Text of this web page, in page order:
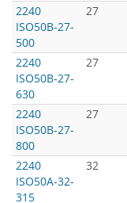
2240
ISO50B-27-
500
27
2240
ISO50B-27-
630
27
2240
ISO50B-27-
800
27
2240
ISO50A-32-
315
32